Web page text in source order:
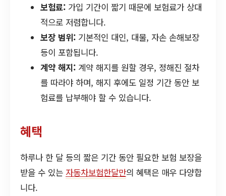
보험료: 가입 기간이 짧기 때문에 보험료가 상대
적으로 저렴합니다.
보장 범위: 기본적인 대인, 대물, 자손 손해보장
등이 포함됩니다.
계약 해지: 계약 해지를 원할 경우, 정해진 절차
를 따라야 하며, 해지 후에도 일정 기간 동안 보
험료를 납부해야 할 수 있습니다.
혜택
하루나 한 달 등의 짧은 기간 동안 필요한 보험 보장을
받을 수 있는 자동차보험한달만의 혜택은 매우 다양합
니다.